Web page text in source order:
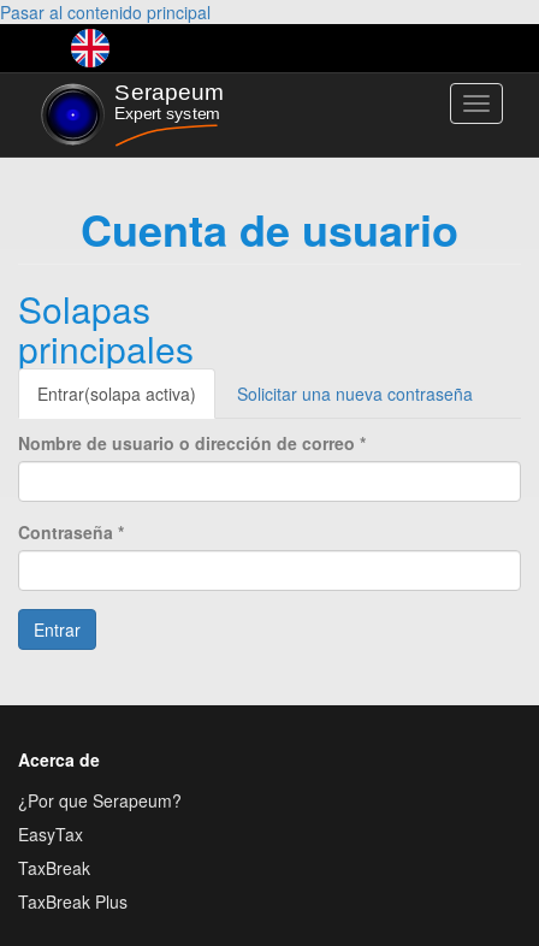
Pasar al contenido principal
Toggle
Cuenta de usuario
Solapas
principales
Entrar(solapa activa) Solicitar una nueva contraseña
Nombre de usuario o dirección de correo *
Contraseña *
Entrar
Acerca de
¿Por que Serapeum?
EasyTax
TaxBreak
TaxBreak Plus